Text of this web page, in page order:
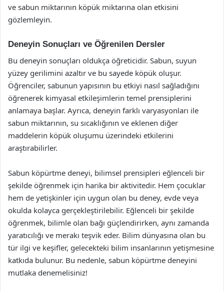
ve sabun miktarının köpük miktarına olan etkisini
gözlemleyin.
Deneyin Sonuçları ve Öğrenilen Dersler
Bu deneyin sonuçları oldukça öğreticidir. Sabun, suyun
yüzey gerilimini azaltır ve bu sayede köpük oluşur.
Öğrenciler, sabunun yapısının bu etkiyi nasıl sağladığını
öğrenerek kimyasal etkileşimlerin temel prensiplerini
anlamaya başlar. Ayrıca, deneyin farklı varyasyonları ile
sabun miktarının, su sıcaklığının ve eklenen diğer
maddelerin köpük oluşumu üzerindeki etkilerini
araştırabilirler.
Sabun köpürtme deneyi, bilimsel prensipleri eğlenceli bir
şekilde öğrenmek için harika bir aktivitedir. Hem çocuklar
hem de yetişkinler için uygun olan bu deney, evde veya
okulda kolayca gerçekleştirilebilir. Eğlenceli bir şekilde
öğrenmek, bilimle olan bağı güçlendirirken, aynı zamanda
yaratıcılığı ve merakı teşvik eder. Bilim dünyasına olan bu
tür ilgi ve keşifler, gelecekteki bilim insanlarının yetişmesine
katkıda bulunur. Bu nedenle, sabun köpürtme deneyini
mutlaka denemelisiniz!